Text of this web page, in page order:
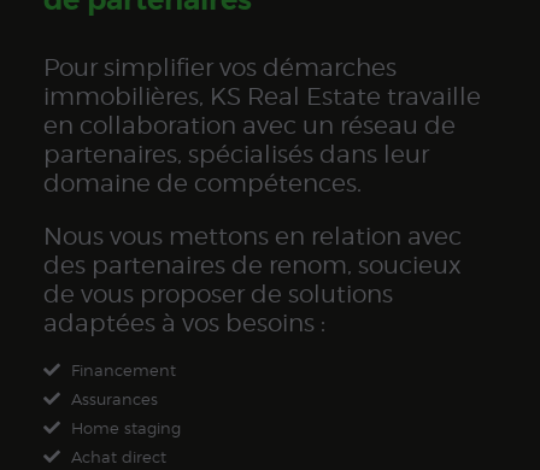
Pour simplifier vos démarches
immobilières, KS Real Estate travaille
en collaboration avec un réseau de
partenaires, spécialisés dans leur
domaine de compétences.
Nous vous mettons en relation avec
des partenaires de renom, soucieux
de vous proposer de solutions
adaptées à vos besoins :
Financement
Assurances
Home staging
Achat direct